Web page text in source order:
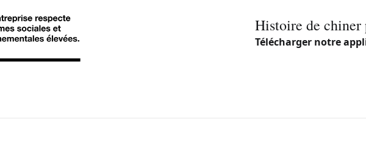
Histoire de chiner
Télécharger notre